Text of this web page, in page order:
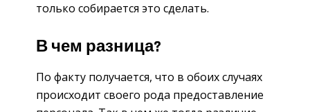
только собирается это сделать.
В чем разница?
По факту получается, что в обоих случаях
происходит своего рода предоставление